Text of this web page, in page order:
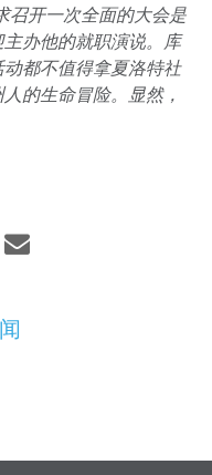
召开一次全面的大会是
办他的就职演说。库
都不值得拿夏洛特社
的生命冒险。显然，